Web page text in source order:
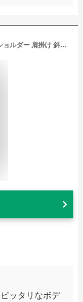
ボディバッグ メンズ レディース おしゃれ ワンショルダー 肩掛け 斜めがけ 縦型 海外旅行 スポーツ アウトドア メッセンジャー スリング ウェストポーチ カジュアル ナイロン キャンバス ポケット 軽量 大容量 多機能 ブラック ホワイト ブルー
ッタリなボデ